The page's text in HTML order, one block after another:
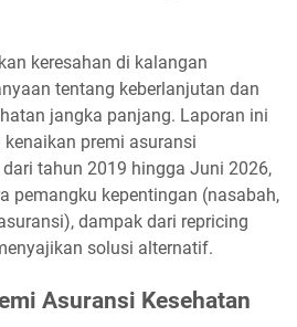
keresahan di kalangan
tentang keberlanjutan dan
jangka panjang. Laporan ini
premi asuransi
tahun 2019 hingga Juni 2026,
pemangku kepentingan (nasabah,
dampak dari repricing
solusi alternatif.
Asuransi Kesehatan